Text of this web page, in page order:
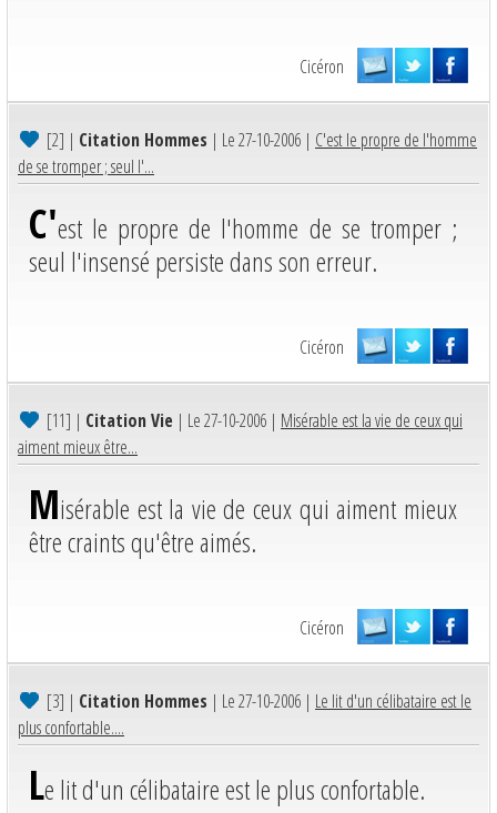
Cicéron
[2] | Citation Hommes | Le 27-10-2006 | C'est le propre de l'homme
de se tromper ; seul l'...
C'est le propre de l'homme de se tromper ;
seul l'insensé persiste dans son erreur.
Cicéron
[11] | Citation Vie | Le 27-10-2006 | Misérable est la vie de ceux qui
aiment mieux être...
Misérable est la vie de ceux qui aiment mieux
être craints qu'être aimés.
Cicéron
[3] | Citation Hommes | Le 27-10-2006 | Le lit d'un célibataire est le
plus confortable....
Le lit d'un célibataire est le plus confortable.